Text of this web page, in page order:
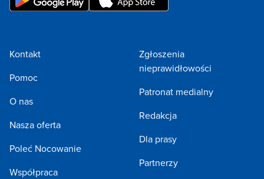
15 lipca - 17 sierpnia:
17 - 31 sierpnia:
W domkach Wika 2 możliwy jest pobyt ze zwierzętami
tylko po wcześniejszym uzgodnieniu - opłata za
zwierzaka wynosi 20 zł/doba.
Kontakt
Pomoc
O nas
Nasza oferta
Poleć Nocowanie
Współpraca
Zgłoszenia
nieprawidłowości
Patronat medialny
Redakcja
Dla prasy
Partnerzy